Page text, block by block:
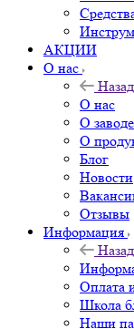
АКЦИИ
О нас
Назад
О нас
О заводе
О
Блог
Новости
Отзывы
Информация
Назад
Оплата
Школа
Наши